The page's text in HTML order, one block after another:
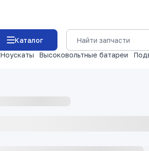
Каталог
Ноускаты Высоковольтные батареи